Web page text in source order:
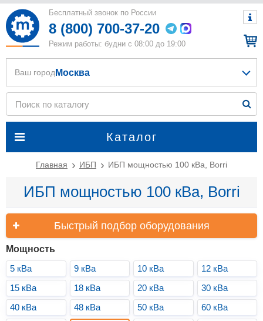
Бесплатный звонок по России
8 (800) 700-37-20
Режим работы: будни с 08:00 до 19:00
Каталог
Ваш город Москва
Главная ИБП ИБП мощностью 100 кВа, Borri
ИБП мощностью 100 кВа, Borri
Быстрый подбор оборудования
Мощность
5 кВа
9 кВа 10 кВа
12 кВа
15 кВа
18 кВа 20 кВа
30 кВа
40 кВа
48 кВа 50 кВа
60 кВа